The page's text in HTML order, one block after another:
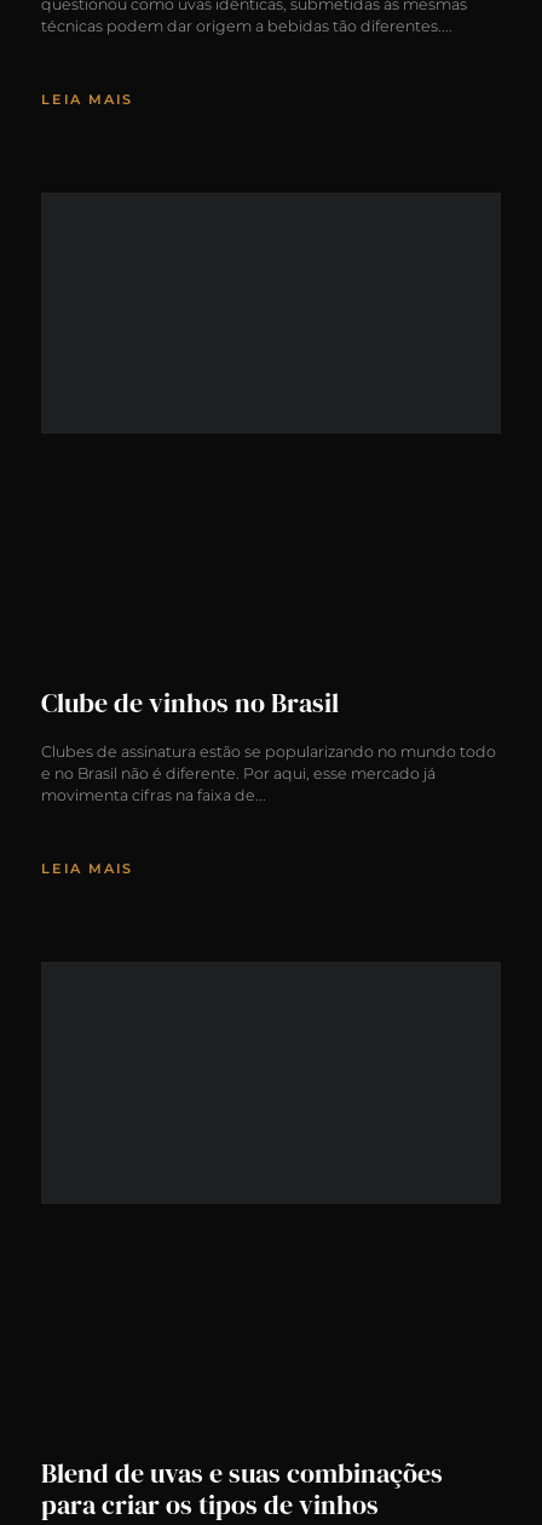
questionou como uvas idênticas, submetidas às mesmas
técnicas podem dar origem a bebidas tão diferentes.
LEIA MAIS
Clube de vinhos no Brasil
Clubes de assinatura estão se popularizando no mundo todo
e no Brasil não é diferente. Por aqui, esse mercado já
movimenta cifras na faixa de
LEIA MAIS
Blend de uvas e suas combinações
para criar os tipos de vinhos